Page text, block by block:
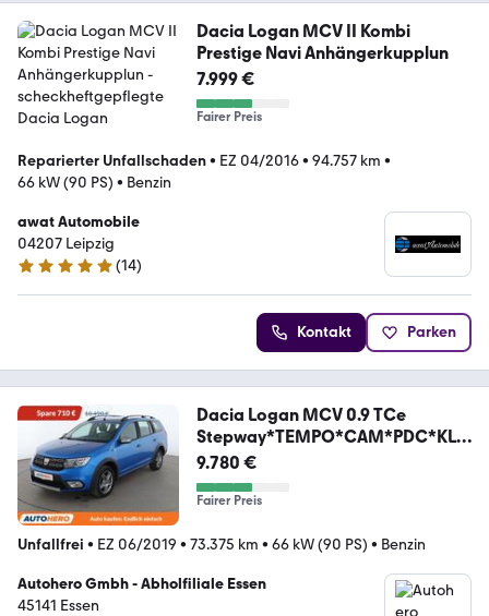
Dacia Logan MCV II Kombi
Prestige Navi Anhängerkupplun
7.999 €
Fairer Preis
Reparierter Unfallschaden• EZ 04/2016• 94.757 km •
66 kW (90 PS) • Benzin
awat Automobile
04207 Leipzig
4.9 Sterne
(14)
Kontakt Parken
Dacia Logan MCV 0.9 TCe
Stepway*TEMPO*CAM*PDC*KLI
MA*
9.780 €
Fairer Preis
Unfallfrei • EZ 06/2019 • 73.375 km • 66 kW (90 PS) • Benzin
Autohero Gmbh - Abholfiliale Essen
45141 Essen